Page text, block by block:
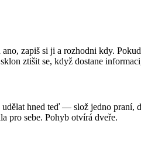
zapiš si ji a rozhodni kdy.
ztišit se, když dostane
hned teď — slož jedno praní,
pro sebe. Pohyb otvírá dveře.